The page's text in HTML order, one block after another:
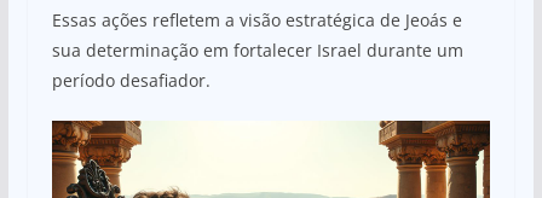
Essas ações refletem a visão estratégica de Jeoás e
sua determinação em fortalecer Israel durante um
período desafiador.